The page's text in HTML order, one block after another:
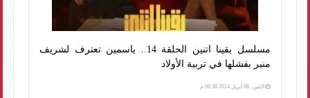
مسلسل بقينا اتنين الحلقة 14.. ياسمين تعترف لشريف
منير بفشلها في تربية الأولاد
الإثنين، 08 أبريل 2024 08:38 م